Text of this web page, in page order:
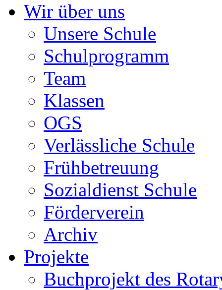
Wir über uns
Unsere Schule
Schulprogramm
Team
Klassen
OGS
Verlässliche Schule
Frühbetreuung
Sozialdienst Schule
Förderverein
Archiv
Projekte
Buchprojekt des